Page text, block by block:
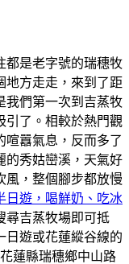
都是老字號的瑞穗牧
地方走走，來到了距
我們第一次到吉蒸牧
引了。相較於熱門觀
喧囂氣息，反而多了
的秀姑巒溪，天氣好
風，整個腳步都放慢
日遊，喝鮮奶、吃冰
尋吉蒸牧場即可抵
日遊或花蓮縱谷線的
蓮縣瑞穗鄉中山路